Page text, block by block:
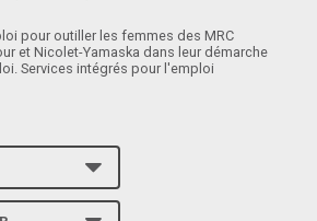
pour outiller les femmes des MRC
et Nicolet-Yamaska dans leur démarche
Services intégrés pour l'emploi